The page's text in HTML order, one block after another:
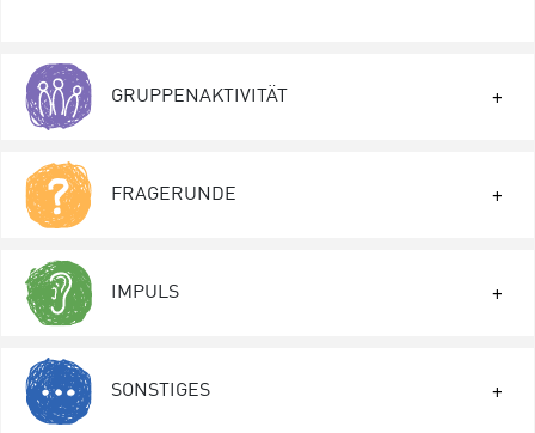
GRUPPENAKTIVITÄT
FRAGERUNDE
IMPULS
SONSTIGES